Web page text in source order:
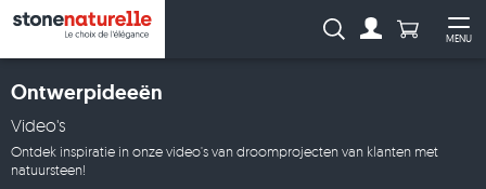
MENU
Zoeken: Aantal
Ontwerpideeën
Video's
Ontdek inspiratie in onze video's van droomprojecten van klanten met
natuursteen!